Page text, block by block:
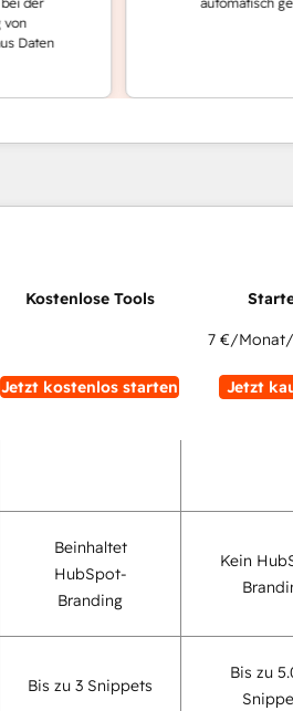
Jetzt kostenlos starten
7 €/
Jetzt
Beinhaltet
HubSpot-
Branding
Kein
Bis zu 3 Snippets
Bis zu